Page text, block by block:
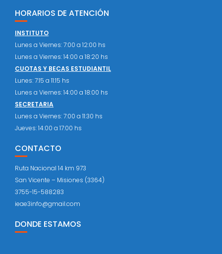
HORARIOS DE ATENCIÓN
INSTITUTO
Lunes a Viernes: 7:00 a 12:00 hs
Lunes a Viernes: 14:00 a 18:20 hs
CUOTAS Y BECAS ESTUDIANTIL
Lunes: 7:15 a 11:15 hs
Lunes a Viernes: 14:00 a 18:00 hs
SECRETARIA
Lunes a Viernes: 7:00 a 11:30 hs
Jueves: 14:00 a 17:00 hs
CONTACTO
Ruta Nacional 14 km 973
San Vicente – Misiones (3364)
3755-15-588283
ieae3info@gmail.com
DONDE ESTAMOS